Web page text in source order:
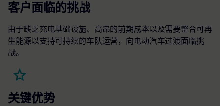
客户面临的挑战
由于缺乏充电基础设施、高昂的前期成本以及需要整合可再
生能源以支持可持续的车队运营，向电动汽车过渡面临挑
战。
关键优势